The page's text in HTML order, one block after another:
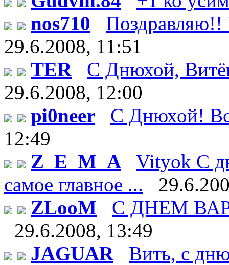
nos710
Поздравляю!!
29.6.2008, 11:51
TER
С Днюхой,
29.6.2008, 12:00
pi0neer
С Днюхой!
12:49
Z_E_M_A
Vityok С
самое главное ...
ZLooM
С ДНЕМ
29.6.2008, 13:49
JAGUAR
Вить, с